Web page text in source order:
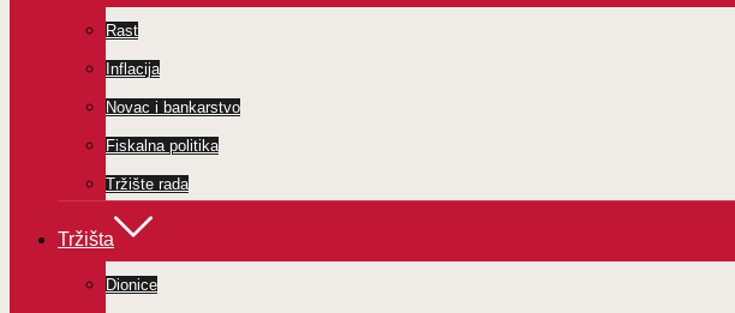
Rast
Inflacija
Novac i bankarstvo
Fiskalna politika
Tržište rada
Tržišta
Dionice